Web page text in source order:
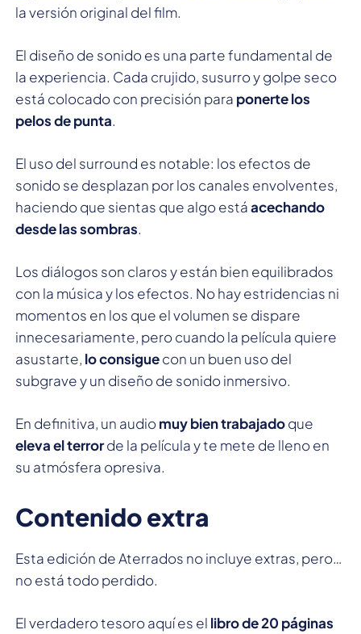
la versión original del film.
El diseño de sonido es una parte fundamental de
la experiencia. Cada crujido, susurro y golpe seco
está colocado con precisión para ponerte los
pelos de punta.
El uso del surround es notable: los efectos de
sonido se desplazan por los canales envolventes,
haciendo que sientas que algo estáacechando
desde las sombras.
Los diálogos son claros y están bien equilibrados
con la música y los efectos. No hay estridencias ni
momentos en los que el volumen se dispare
innecesariamente, pero cuando la película quiere
asustarte, lo consiguecon un buen uso del
subgrave y un diseño de sonido inmersivo.
En definitiva, un audiomuy bien trabajadoque
eleva el terrorde la película y te mete de lleno en
su atmósfera opresiva.
Contenido extra
Esta edición de Aterrados no incluye extras, pero…
no está todo perdido.
El verdadero tesoro aquí es el libro de 20 páginas